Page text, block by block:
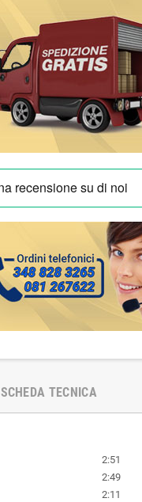
SCHEDA TECNICA
2:51
2:49
2:11